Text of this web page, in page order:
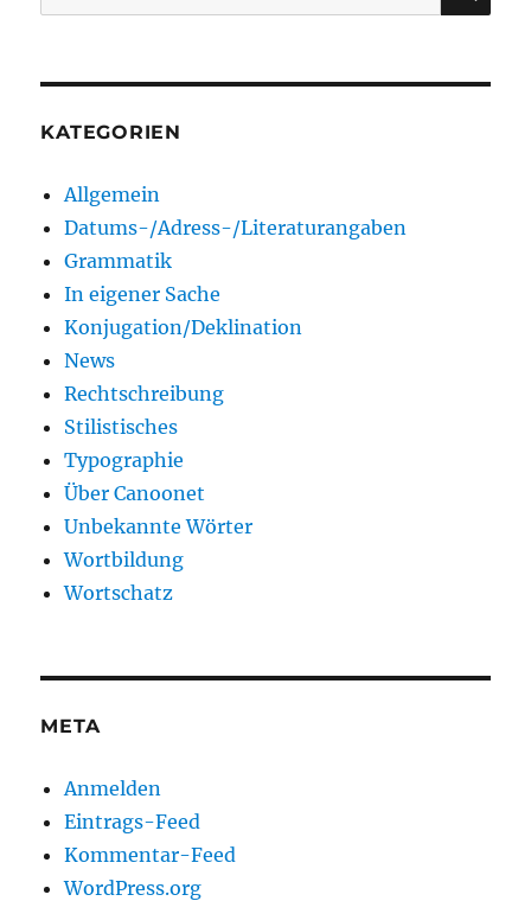
nach:
KATEGORIEN
Allgemein
Datums-/Adress-/Literaturangaben
Grammatik
In eigener Sache
Konjugation/Deklination
News
Rechtschreibung
Stilistisches
Typographie
Über Canoonet
Unbekannte Wörter
Wortbildung
Wortschatz
META
Anmelden
Eintrags-Feed
Kommentar-Feed
WordPress.org